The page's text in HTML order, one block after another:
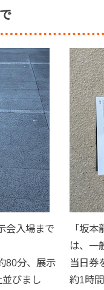
会入場まで
80分、展示
びまし
「坂
は、一
当日券
約1時